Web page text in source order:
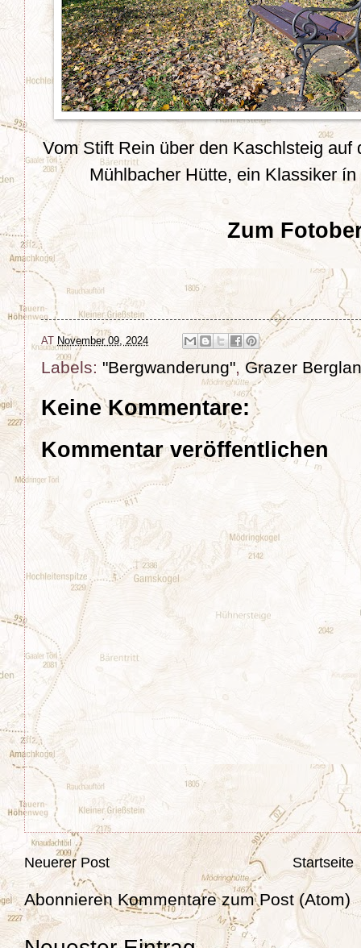
Vom Stift Rein über den Kaschlsteig auf
Mühlbacher Hütte, ein Klassiker
Zum
AT November 09, 2024
Labels: "Bergwanderung", Grazer
Keine Kommentare:
Kommentar veröffentlichen
Neuerer Post Startseite
Abonnieren Kommentare zum Post (Atom)